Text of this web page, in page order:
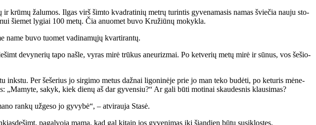
krū­mų ža­lu­mos. Il­gas virš šim­to kvad­ra­ti­nių met­rų tu­rin­tis gy­ve­na­ma­sis na­mas švie­čia nau­ju sto­
šie­met ly­giai 100 me­tų. Čia anuo­met bu­vo Kru­žiū­nų mo­kyk­la.
na­me bu­vo tuo­met va­di­na­mų­jų kvar­ti­ran­tų.
de­vy­ne­rių ta­po naš­le, vy­ras mi­rė trū­kus aneu­riz­mai. Po ket­ve­rių me­tų mi­rė ir sū­nus, vos še­šio­
inks­tu. Per še­še­rius jo sir­gi­mo me­tus daž­nai li­go­ni­nė­je prie jo man te­ko bu­dė­ti, po ke­tu­ris mė­ne­
sa­kyk, kiek die­nų aš dar gy­ven­siu?“ Ar ga­li bū­ti mo­ti­nai skau­des­nis klau­si­mas?
ran­kų už­ge­so jo gy­vy­bė“, – at­vi­rau­ja Sta­sė.
pa­gal­vo­ja ma­ma, kad gal ki­taip jos gy­ve­ni­mas iki šian­dien bū­tų su­si­klos­tęs.